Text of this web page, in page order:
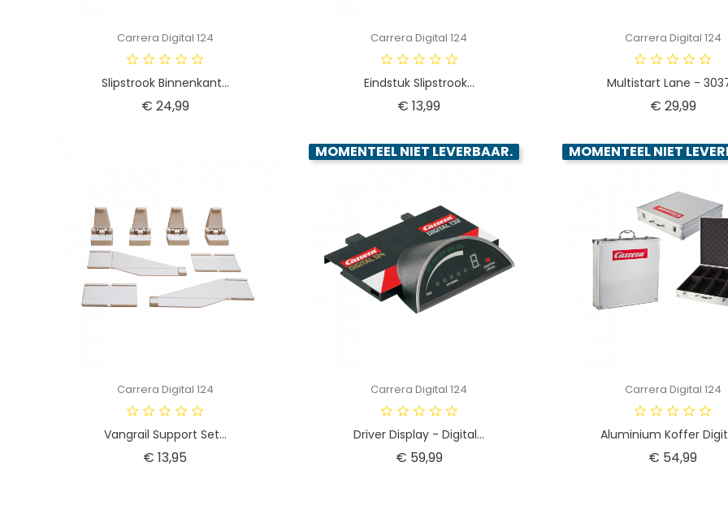
Carrera Digital 124
Slipstrook Binnenkant...
€ 24,99Prijs
Carrera Digital 124
Eindstuk Slipstrook...
€ 13,99Prijs
Carrera Digital 124
Multistart Lane -
€ 29,99Prijs
Carrera Digital 124
Vangrail Support Set...
€ 13,95
MOMENTEEL NIET LEVERBAAR.
Carrera Digital 124
Driver Display - Digital...
€ 59,99Prijs
MOMENTEEL NIET
Carrera Digital 124
Aluminium Koffer
€ 54,99Prijs